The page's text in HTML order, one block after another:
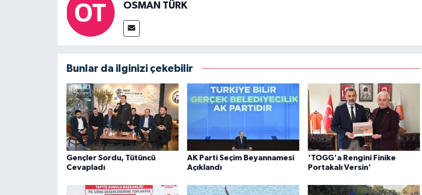
OSMAN TÜRK
Bunlar da ilginizi çekebilir
Gençler Sordu, Tütüncü
Cevapladı
AK Parti Seçim Beyannamesi
Açıklandı
'TOGG'a Rengini Finike
Portakalı Versin'